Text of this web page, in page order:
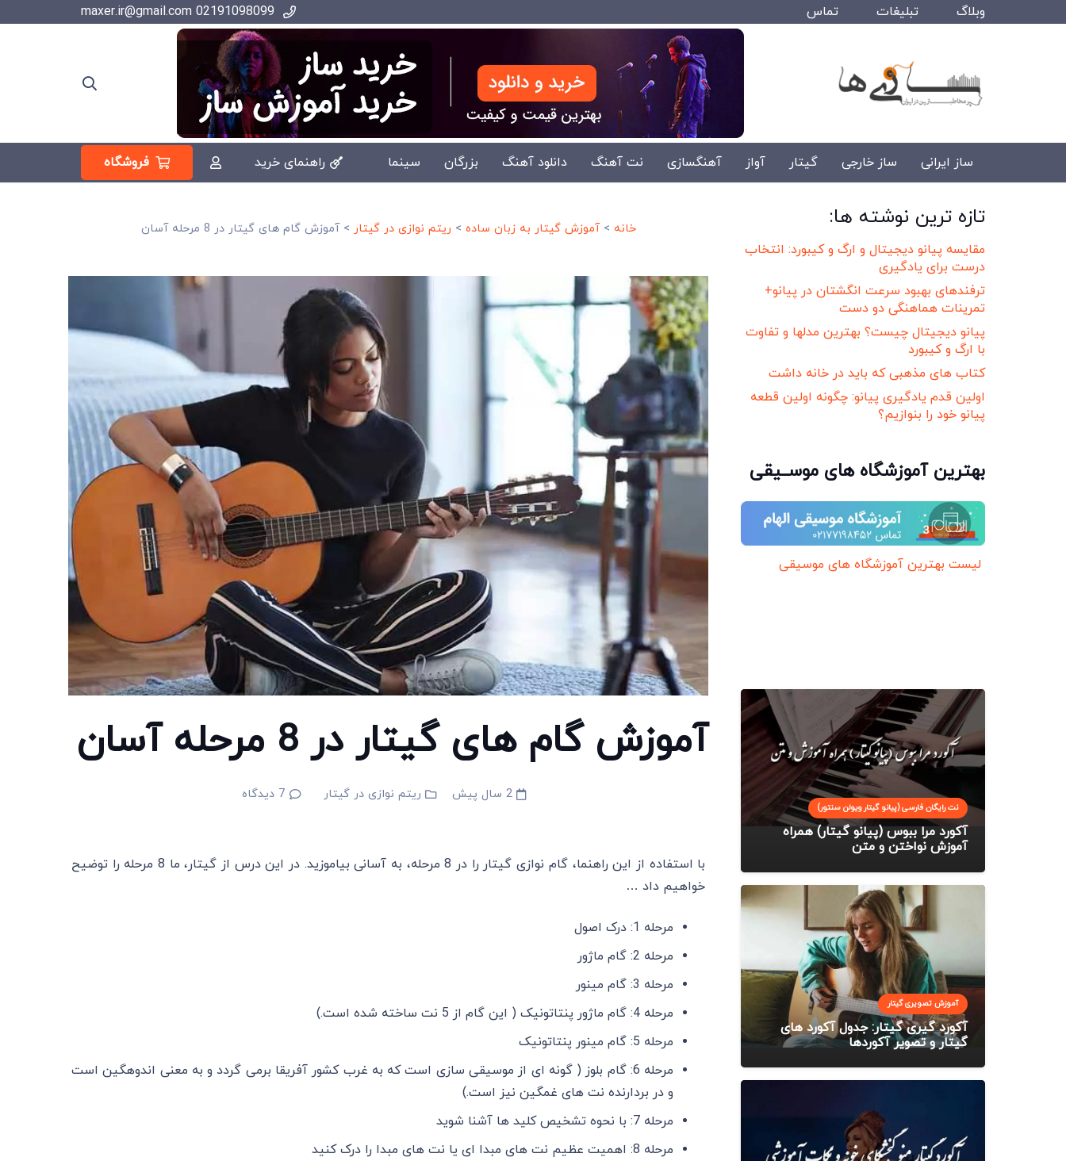
وبلاگ تبلیغات تماس
ساز ایرانی ساز خارجی گیتار آواز آهنگسازی نت آهنگ دانلود آهنگ بزرگان سینما راهنمای خرید فروشگاه
خانه >آموزش گیتار به زبان ساده > ریتم نوازی در گیتار >آموزش گام های گیتار در 8 مرحله آسان
آموزش گام های گیتار در 8 مرحله آسان
2 سال پیش ریتم نوازی در گیتار 7 دیدگاه
با استفاده از این راهنما، گام نوازی گیتار را در 8 مرحله، به آسانی بیاموزید. در این درس از گیتار، ما 8 مرحله را توضیح
خواهیم داد …
مرحله 1: درک اصول
مرحله 2: گام ماژور
مرحله 3: گام مینور
مرحله 4: گام ماژور پنتاتونیک ( این گام از 5 نت ساخته شده است.)
مرحله 5: گام مینور پنتاتونیک
مرحله 6: گام بلوز ( گونه ای از موسیقی سازی است که به غرب کشور آفریقا برمی گردد و به معنی اندوهگین است
و در بردارنده نت های غمگین نیز است.)
مرحله 7: با نحوه تشخیص کلید ها آشنا شوید
مرحله 8: اهمیت عظیم نت های مبدا ای یا نت های مبدا را درک کنید
تازه ترین نوشته ها:
مقایسه پیانو دیجیتال و ارگ و کیبورد: انتخاب
درست برای یادگیری
ترفندهای بهبود سرعت انگشتان در پیانو+
تمرینات هماهنگی دو دست
پیانو دیجیتال چیست؟ بهترین مدلها و تفاوت
با ارگ و کیبورد
کتاب های مذهبی که باید در خانه داشت
اولین قدم یادگیری پیانو: چگونه اولین قطعه
پیانو خود را بنوازیم؟
بهترین آموزشگاه های موســیقی
لیست بهترین آموزشگاه های موسیقی
نت رایگان فارسی (پیانو گیتار ویولن سنتور)
آکورد مرا ببوس (پیانو گیتار) همراه
آموزش نواختن و متن
آموزش تصویری گیتار
آکورد گیری گیتار: جدول آکورد های
گیتار و تصویر آکوردها